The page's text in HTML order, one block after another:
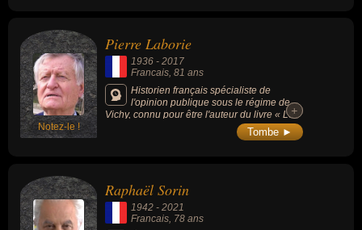
Notez-le !
Pierre Laborie
1936 - 2017
Francais, 81 ans
Historien français spécialiste de
l'opinion publique sous le régime de
Vichy, connu pour être l'auteur du livre « Le
Chagrin et le venin » (un des ouvrages les
plus importants sur la France des années
+
+
Tombe ►
Raphaël Sorin
1942 - 2021
Francais, 78 ans